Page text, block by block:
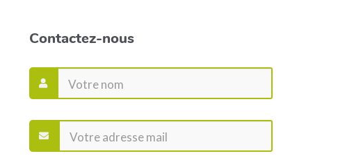
Contactez-nous